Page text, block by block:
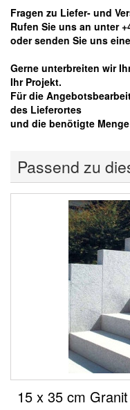
Fragen zu Liefer- und
Rufen Sie uns an unter
oder senden Sie uns
Gerne unterbreiten wir
Ihr Projekt.
Für die
des Lieferortes
und die benötigte
Passend zu
15 x 35 cm